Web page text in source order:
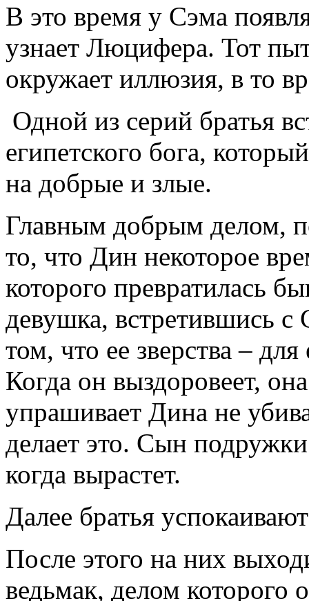
В это время у Сэма
узнает Люцифера. Тот
окружает иллюзия, в то
Одной из серий братья
египетского бога,
на добрые и злые.
Главным добрым делом,
то, что Дин некоторое
которого превратилась
девушка, встретившись с
том, что ее зверства –
Когда он выздоровеет,
упрашивает Дина не
делает это. Сын подружки
когда вырастет.
Далее братья
После этого на них
ведьмак, делом которого